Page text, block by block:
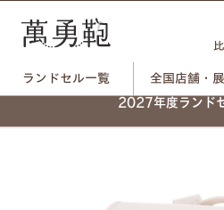
ランドセル一覧
全国店舗・
2027年度ランド